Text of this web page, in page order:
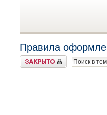
Правила
Закрыто